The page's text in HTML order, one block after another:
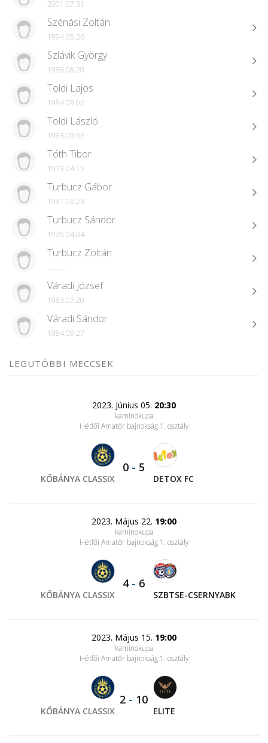
2001.07.31
Szénási Zoltán
1994.05.26
Szlávik György
1986.08.28
Toldi Lajos
1984.09.06
Toldi László
1983.09.06
Tóth Tibor
1973.04.15
Turbucz Gábor
1981.06.23
Turbucz Sándor
1995.04.04
Turbucz Zoltán
..........
Váradi József
1983.07.20
Váradi Sándor
1984.09.27
LEGUTÓBBI MECCSEK
2023. Június 05. 20:30
kaminokupa
Hétfői Amatőr bajnokság 1. osztály
KŐBÁNYA CLASSIX
0 - 5
DETOX FC
2023. Május 22. 19:00
kaminokupa
Hétfői Amatőr bajnokság 1. osztály
KŐBÁNYA CLASSIX
4- 6
SZBTSE-CSERNYABK
2023. Május 15. 19:00
kaminokupa
Hétfői Amatőr bajnokság 1. osztály
KŐBÁNYA CLASSIX
2 - 10
ELITE